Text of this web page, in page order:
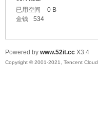
已用空间
0 B
金钱
534
Powered by www.52it.cc X3.4
Copyright © 2001-2021, Tencent Cloud.